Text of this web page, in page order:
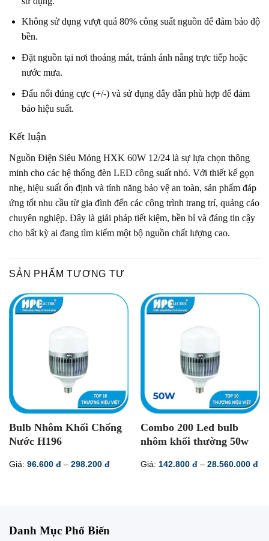
Không sử dụng vượt quá 80% công suất nguồn để đảm bảo độ
bền.
Đặt nguồn tại nơi thoáng mát, tránh ánh nắng trực tiếp hoặc
nước mưa.
Đấu nối đúng cực (+/-) và sử dụng dây dẫn phù hợp để đảm
bảo hiệu suất.
Kết luận
Nguồn Điện Siêu Mỏng HXK 60W 12/24 là sự lựa chọn thông
minh cho các hệ thống đèn LED công suất nhỏ. Với thiết kế gọn
nhẹ, hiệu suất ổn định và tính năng bảo vệ an toàn, sản phẩm đáp
ứng tốt nhu cầu từ gia đình đến các công trình trang trí, quảng cáo
chuyên nghiệp. Đây là giải pháp tiết kiệm, bền bỉ và đáng tin cậy
cho bất kỳ ai đang tìm kiếm một bộ nguồn chất lượng cao.
SẢN PHẨM TƯƠNG TỰ
Bulb Nhôm Khối Chống
Nước H196
Giá: 96.600 đ – 298.200 đKhoảng
Combo 200 Led bulb
nhôm khối thường 50w
Giá: 142.800 đ – 28.560.000 đ
Danh Mục Phổ Biến